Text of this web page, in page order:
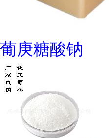
葡庚糖酸钠